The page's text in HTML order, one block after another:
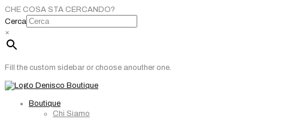
CHE COSA STA CERCANDO?
Cerca
×
Fill the custom sidebar or choose anouther one.
Boutique
Chi Siamo